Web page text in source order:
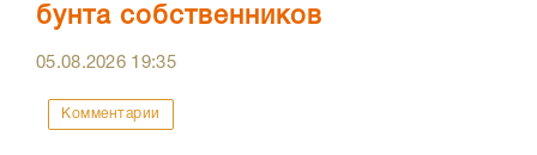
бунта собственников
05.08.2026 19:35
Комментарии